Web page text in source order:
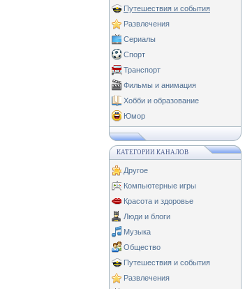
Путешествия и события
Развлечения
Сериалы
Спорт
Транспорт
Фильмы и анимация
Хобби и образование
Юмор
КАТЕГОРИИ КАНАЛОВ
Другое
Компьютерные игры
Красота и здоровье
Люди и блоги
Музыка
Общество
Путешествия и события
Развлечения